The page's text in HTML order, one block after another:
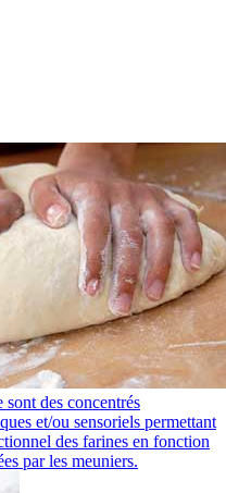
des concentrés
et/ou sensoriels permettant
des farines en fonction
par les meuniers.